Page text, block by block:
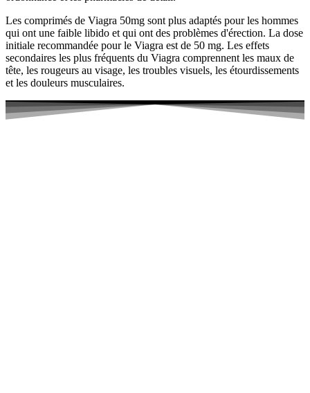
Les comprimés de Viagra 50mg sont plus adaptés pour les hommes
qui ont une faible libido et qui ont des problèmes d'érection. La dose
initiale recommandée pour le Viagra est de 50 mg. Les effets
secondaires les plus fréquents du Viagra comprennent les maux de
tête, les rougeurs au visage, les troubles visuels, les étourdissements
et les douleurs musculaires.